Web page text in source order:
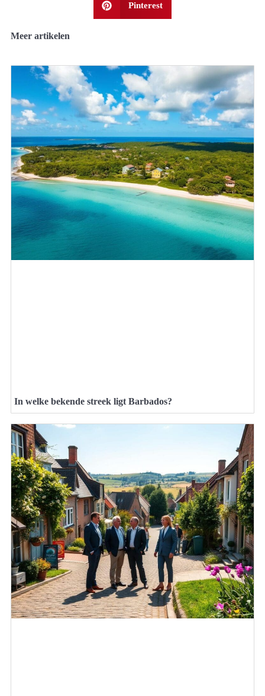
Pinterest
Meer artikelen
In welke bekende streek ligt Barbados?